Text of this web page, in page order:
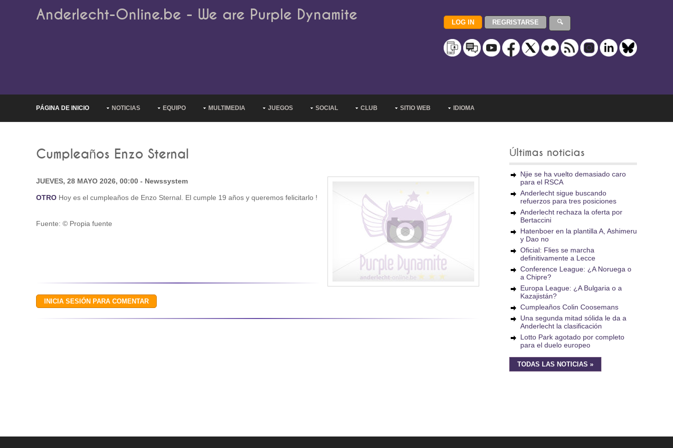
Anderlecht-Online.be - We are Purple Dynamite
PÁGINA DE INICIO NOTICIAS EQUIPO MULTIMEDIA JUEGOS SOCIAL CLUB SITIO WEB IDIOMA
Cumpleaños Enzo Sternal
JUEVES, 28 MAYO 2026, 00:00 - Newssystem
OTRO Hoy es el cumpleaños de Enzo Sternal. El cumple 19 años y queremos felicitarlo !
Fuente: © Propia fuente
Últimas noticias
Njie se ha vuelto demasiado caro
para el RSCA
Anderlecht sigue buscando
refuerzos para tres posiciones
Anderlecht rechaza la oferta por
Bertaccini
Hatenboer en la plantilla A, Ashimeru
y Dao no
Oficial: Flies se marcha
definitivamente a Lecce
Conference League: ¿A Noruega o
a Chipre?
Europa League: ¿A Bulgaria o a
Kazajistán?
Cumpleaños Colin Coosemans
Una segunda mitad sólida le da a
Anderlecht la clasificación
Lotto Park agotado por completo
para el duelo europeo
TODAS LAS NOTICIAS »